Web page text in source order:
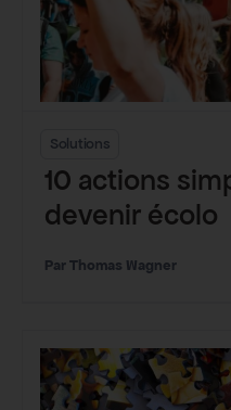
Solutions
10 actions
devenir écolo
Thomas Wagner